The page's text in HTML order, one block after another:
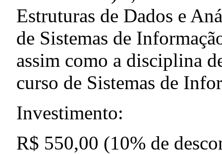
Estruturas de Dados e
de Sistemas de
assim como a disciplina
curso de Sistemas de
Investimento:
R$ 550,00 (10% de